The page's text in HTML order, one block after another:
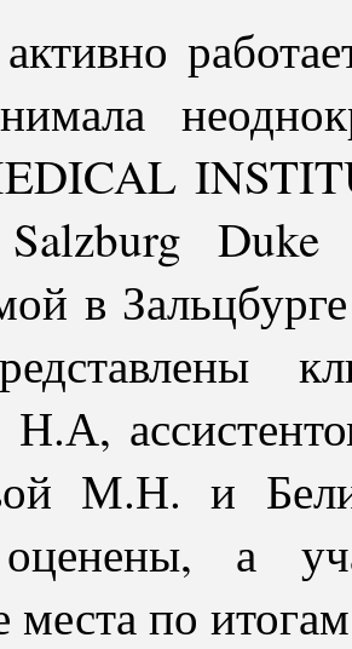
Salzburg
в
М.Н. и
а
места по